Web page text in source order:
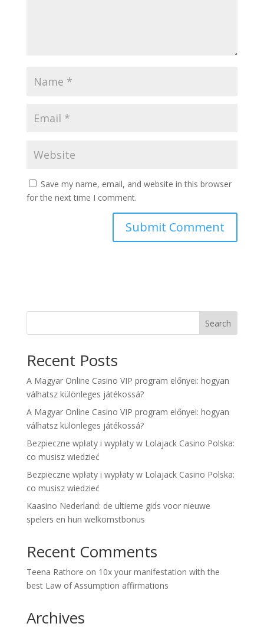
Save my name, email, and website in this browser
for the next time I comment.
Search
Recent Posts
A Magyar Online Casino VIP program előnyei: hogyan
válhatsz különleges játékossá?
A Magyar Online Casino VIP program előnyei: hogyan
válhatsz különleges játékossá?
Bezpieczne wpłaty i wypłaty w Lolajack Casino Polska:
co musisz wiedzieć
Bezpieczne wpłaty i wypłaty w Lolajack Casino Polska:
co musisz wiedzieć
Kaasino Nederland: de ultieme gids voor nieuwe
spelers en hun welkomstbonus
Recent Comments
Teena Rathore on 10x your manifestation with the
best Law of Assumption affirmations
Archives